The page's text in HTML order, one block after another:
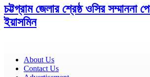
চট্টগ্রাম জেলার শ্রেষ্ঠ ওসির সম্মাননা
ইয়াসমিন
About Us
Contact Us